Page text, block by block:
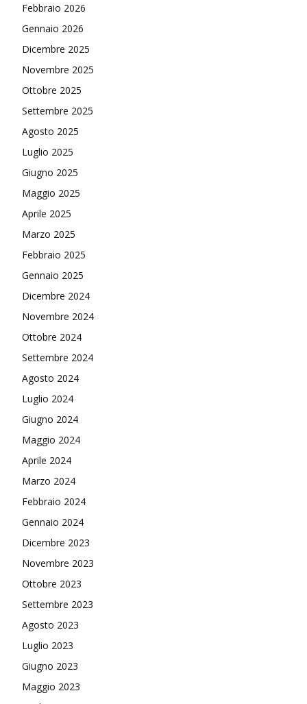
Febbraio 2026
Gennaio 2026
Dicembre 2025
Novembre 2025
Ottobre 2025
Settembre 2025
Agosto 2025
Luglio 2025
Giugno 2025
Maggio 2025
Aprile 2025
Marzo 2025
Febbraio 2025
Gennaio 2025
Dicembre 2024
Novembre 2024
Ottobre 2024
Settembre 2024
Agosto 2024
Luglio 2024
Giugno 2024
Maggio 2024
Aprile 2024
Marzo 2024
Febbraio 2024
Gennaio 2024
Dicembre 2023
Novembre 2023
Ottobre 2023
Settembre 2023
Agosto 2023
Luglio 2023
Giugno 2023
Maggio 2023